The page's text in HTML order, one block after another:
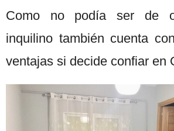
Como no podía ser de
inquilino también cuenta
ventajas si decide confiar en